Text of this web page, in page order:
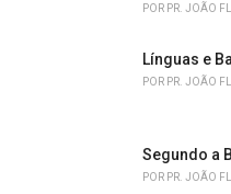
POR PR. JOÃO
Línguas e
POR PR. JOÃO
Segundo a
POR PR. JOÃO